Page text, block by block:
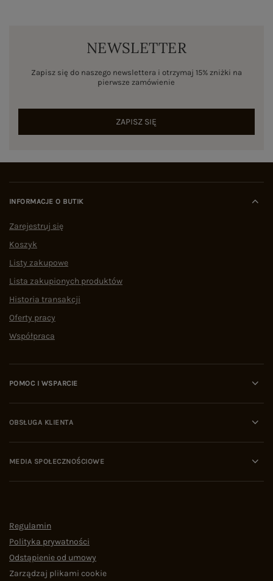
NEWSLETTER
Zapisz się do naszego newslettera i otrzymaj 15% zniżki na
pierwsze zamówienie
ZAPISZ SIĘ
INFORMACJE O BUTIK
Zarejestruj się
Koszyk
Listy zakupowe
Lista zakupionych produktów
Historia transakcji
Oferty pracy
Współpraca
POMOC I WSPARCIE
OBSŁUGA KLIENTA
MEDIA SPOŁECZNOŚCIOWE
Regulamin
Polityka prywatności
Odstąpienie od umowy
Zarządzaj plikami cookie